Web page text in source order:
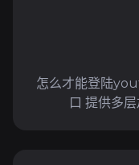
怎么才能登陆
口 提供多